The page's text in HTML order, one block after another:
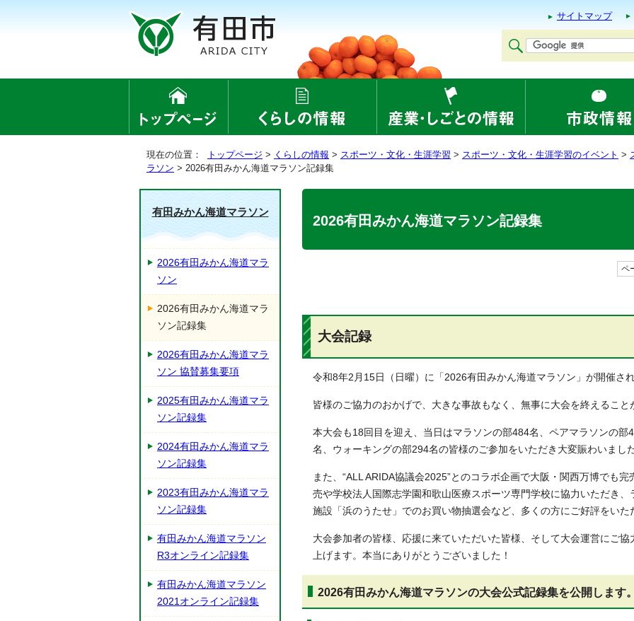
サイトマップ
現在の位置： トップページ > くらしの情報 > スポーツ・文化・生涯学習 > スポーツ・文化・生涯学習のイベント >
ラソン > 2026有田みかん海道マラソン記録集
2026有田みかん海道マラソン記録集
ペ
大会記録
令和8年2月15日（日曜）に「2026有田みかん海道マラソン」が開催さ
皆様のご協力のおかげで、大きな事故もなく、無事に大会を終えること
本大会も18回目を迎え、当日はマラソンの部484名、ペアマラソンの
名、ウォーキングの部294名の皆様のご参加をいただき大変賑わいまし
また、“ALL ARIDA協議会2025”とのコラボ企画で大阪・関西万博でも
売や学校法人国際志学園和歌山医療スポーツ専門学校に協力いただき
施設「浜のうたせ」でのお買い物抽選会など、多くの方にご好評をいた
大会参加者の皆様、応援に来ていただいた皆様、そして大会運営にご
上げます。本当にありがとうございました！
2026有田みかん海道マラソンの大会公式記録集を公開します
有田みかん海道マラソン
2026有田みかん海道マラ
ソン
2026有田みかん海道マラ
ソン記録集
2026有田みかん海道マラ
ソン 協賛募集要項
2025有田みかん海道マラ
ソン記録集
2024有田みかん海道マラ
ソン記録集
2023有田みかん海道マラ
ソン記録集
有田みかん海道マラソン
R3オンライン記録集
有田みかん海道マラソン
2021オンライン記録集